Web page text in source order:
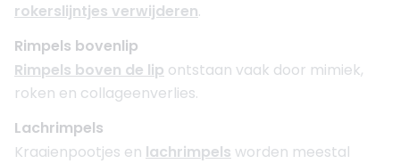
rokerslijntjes verwijderen.
Rimpels bovenlip
Rimpels boven de lip ontstaan vaak door mimiek,
roken en collageenverlies.
Lachrimpels
Kraaienpootjes en lachrimpels worden meestal